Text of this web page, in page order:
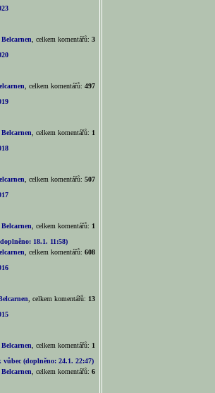
Belcarnen , celkem komentářů: 3
, celkem komentářů: 497
Belcarnen , celkem komentářů: 1
, celkem komentářů: 507
Belcarnen , celkem komentářů: 1
18.1. 11:58)
, celkem komentářů: 608
, celkem komentářů: 13
Belcarnen , celkem komentářů: 1
(doplněno: 24.1. 22:47)
Belcarnen , celkem komentářů: 6